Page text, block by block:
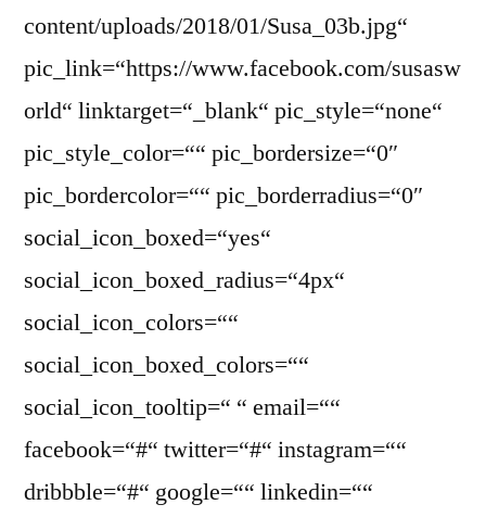
content/uploads/2018/01/Susa_03b.jpg“
pic_link=“https://www.facebook.com/susasw
orld“ linktarget=“_blank“ pic_style=“none“
pic_style_color=““ pic_bordersize=“0″
pic_bordercolor=““ pic_borderradius=“0″
social_icon_boxed=“yes“
social_icon_boxed_radius=“4px“
social_icon_colors=““
social_icon_boxed_colors=““
social_icon_tooltip=“ “ email=““
facebook=“#“ twitter=“#“ instagram=““
dribbble=“#“ google=““ linkedin=““